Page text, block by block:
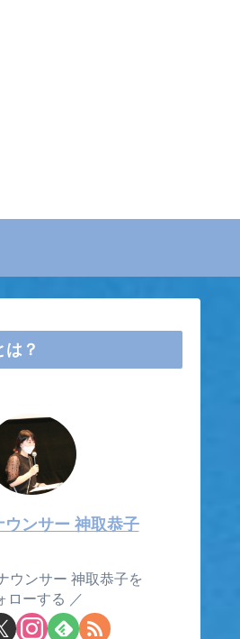
は？
ウンサー 神取恭子
ウンサー 神取恭子を
ローする